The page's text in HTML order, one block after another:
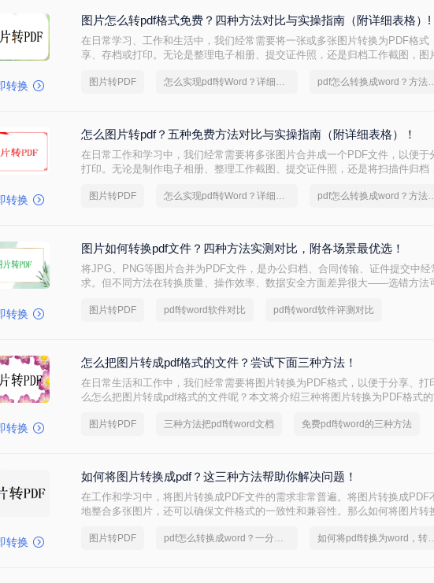
转换
图片怎么转pdf格式免费？四种方法对比与实操指南（附详细表格）!
在日常学习、工作和生活中，我们经常需要将一张或多张图片转换为PDF格式
享、存档或打印。无论是整理电子相册、提交证件照，还是归档工作截图，图
核心差异：
图片转PDF 怎么实现pdf转Word？详细方法教学 pdf怎么转换成
转换
怎么图片转pdf？五种免费方法对比与实操指南（附详细表格）！
在日常工作和学习中，我们经常需要将多张图片合并成一个PDF文件，以便于
打印。无论是制作电子相册、整理工作截图、提交证件照，还是将扫描件归档
核心差异：
图片转PDF 怎么实现pdf转Word？详细方法教学 pdf怎么转换成
转换
图片如何转换pdf文件？四种方法实测对比，附各场景最优选！
将JPG、PNG等图片合并为PDF文件，是办公归档、合同传输、证件提交中经
求。但不同方法在转换质量、操作效率、数据安全方面差异很大——选错方法
景给出明确建议，帮你少走弯路。
图片转PDF pdf转word软件对比 pdf转word软件评测对比
转换
怎么把图片转成pdf格式的文件？尝试下面三种方法！
在日常生活和工作中，我们经常需要将图片转换为PDF格式，以便于分享、打
么怎么把图片转成pdf格式的文件呢？本文将介绍三种将图片转换为PDF格式
图片转PDF 三种方法把pdf转word文档 免费pdf转word的三种方法
转换
如何将图片转换成pdf？这三种方法帮助你解决问题！
在工作和学习中，将图片转换成PDF文件的需求非常普遍。将图片转换成PDF
地整合多张图片，还可以确保文件格式的一致性和兼容性。那么如何将图片转
图片转PDF pdf怎么转换成word？一分钟解决PDF转word难问题！ 如何将pdf转换为word，